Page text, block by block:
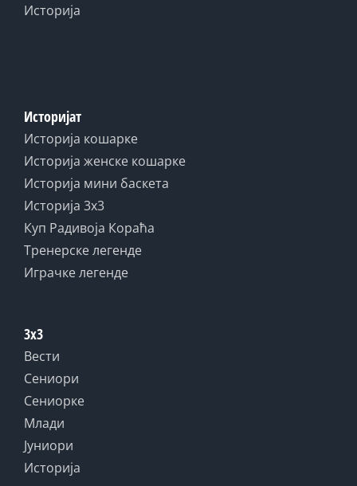
Историја
Историјат
Историја кошарке
Историја женске кошарке
Историја мини баскета
Историја 3x3
Куп Радивоја Кораћа
Тренерске легенде
Играчке легенде
3x3
Вести
Сениори
Сениорке
Млади
Јуниори
Историја